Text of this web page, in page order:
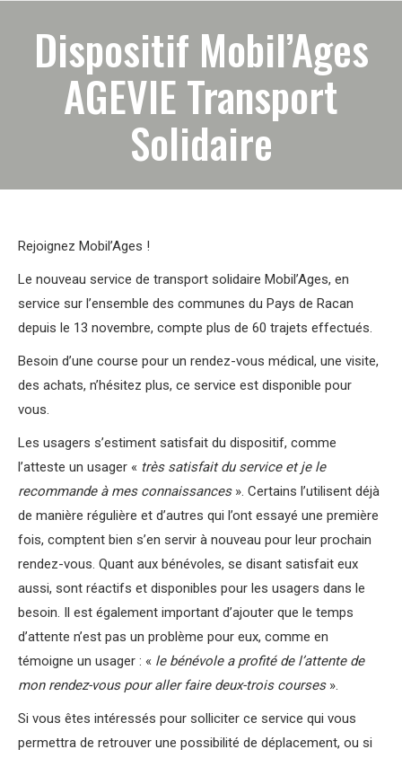
Dispositif Mobil’Ages
AGEVIE Transport
Solidaire
Rejoignez Mobil’Ages !
Le nouveau service de transport solidaire Mobil’Ages, en
service sur l’ensemble des communes du Pays de Racan
depuis le 13 novembre, compte plus de 60 trajets effectués.
Besoin d’une course pour un rendez-vous médical, une visite,
des achats, n’hésitez plus, ce service est disponible pour
vous.
Les usagers s’estiment satisfait du dispositif, comme
l’atteste un usager « très satisfait du service et je le
recommande à mes connaissances». Certains l’utilisent déjà
de manière régulière et d’autres qui l’ont essayé une première
fois, comptent bien s’en servir à nouveau pour leur prochain
rendez-vous. Quant aux bénévoles, se disant satisfait eux
aussi, sont réactifs et disponibles pour les usagers dans le
besoin. Il est également important d’ajouter que le temps
d’attente n’est pas un problème pour eux, comme en
témoigne un usager : « le bénévole a profité de l’attente de
mon rendez-vous pour aller faire deux-trois courses ».
Si vous êtes intéressés pour solliciter ce service qui vous
permettra de retrouver une possibilité de déplacement, ou si